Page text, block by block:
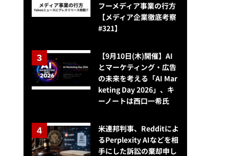
経電子版、個々の興味に応じた記事配信「For You」開始
フーメディア事業の行方
【メディア企業徹底考察
#321】
【9月10日(木)開催】AI
とマーケティング・広告
の未来を考える「AI Mar
keting Day 2026」、キ
ーノートは西口一希氏
米連邦判事、Redditによ
るPerplexity AIなどを相
手にした訴訟の棄却申し